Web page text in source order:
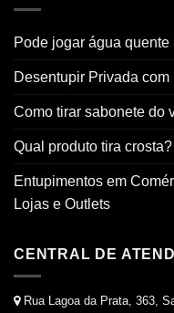
Pode jogar água
Desentupir Privada com
Como tirar sabonete do
Qual produto tira crosta?
Entupimentos em
Lojas e Outlets
CENTRAL DE
Rua Lagoa da Prata, 363,